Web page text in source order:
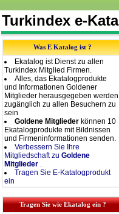
Turkindex e-
Was E Katalog ist ?
Ekatalog ist Dienst zu allen
Turkindex Mitglied Firmen.
Alles, das Ekatalogprodukte
und Informationen Goldener
Mitglieder herausgegeben
zugänglich zu allen Besuchern zu
sein
Goldene Mitglieder können 10
Ekatalogprodukte mit Bildnissen
und Firmeninformationen senden.
Verbessern Sie Ihre
Mitgliedschaft zu Goldene
Mitglieder .
Tragen Sie E-Katalogprodukt
ein
Tragen Sie wie Ekatalog ein ?